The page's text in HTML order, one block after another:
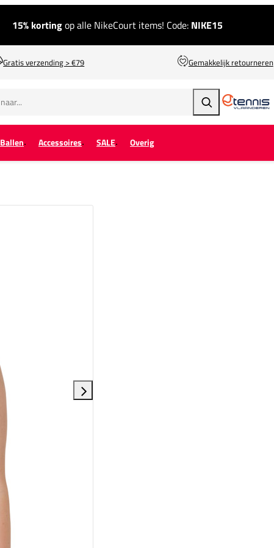
15% kortingop alle NikeCourt items! Code: NIKE15
Gratis verzending > €79 Gemakkelijk retourneren
Zoeken
Ballen Accessoires SALE Overig